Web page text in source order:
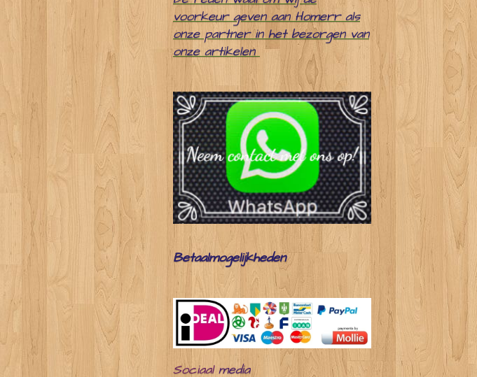
voorkeur geven aan Homerr als
onze partner in het bezorgen van
onze artikelen
Betaalmogelijkheden
Sociaal media